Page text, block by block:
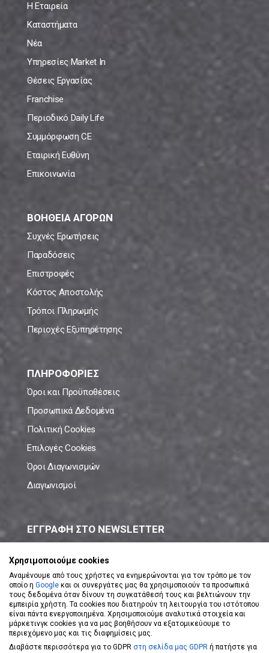
Η Εταιρεία
Καταστήματα
Νέα
Υπηρεσίες Market In
Θέσεις Εργασίας
Franchise
Περιοδικό Daily Life
Συμμόρφωση CE
Εταιρική Ευθύνη
Επικοινωνία
ΒΟΗΘΕΙΑ ΑΓΟΡΩΝ
Συχνές Ερωτήσεις
Παραδόσεις
Επιστροφές
Κόστος Αποστολής
Τρόποι Πληρωμής
Περιοχές Εξυπηρέτησης
ΠΛΗΡΟΦΟΡΙΕΣ
Όροι και Προϋποθέσεις
Προσωπικά Δεδομένα
Πολιτική Cookies
Επιλογές Cookies
Όροι Διαγωνισμών
Διαγωνισμοί
ΕΓΓΡΑΦΗ ΣΤΟ NEWSLETTER
ΕΓΓΡΑΦΗ ΣΤΟ NEWSLETTER
Αποδέχομαι τουςΌρους Χρήσης
Χρησιμοποιούμε cookies
Αναμένουμε από τους χρήστες να ενημερώνονται για τον τρόπο με τον
οποίο η Google και οι συνεργάτες μας θα χρησιμοποιούν τα προσωπικά
τους δεδομένα όταν δίνουν τη συγκατάθεσή τους και βελτιώνουν την
εμπειρία χρήστη. Τα cookies που διατηρούν τη λειτουργία του ιστότοπου
είναι πάντα ενεργοποιημένα. Χρησιμοποιούμε αναλυτικά στοιχεία και
μάρκετινγκ cookies για να μας βοηθήσουν να εξατομικεύουμε το
περιεχόμενο μας και τις διαφημίσεις μας.
Διαβάστε περισσότερα για το GDPR στη σελίδα μας GDPR ή πατήστε για